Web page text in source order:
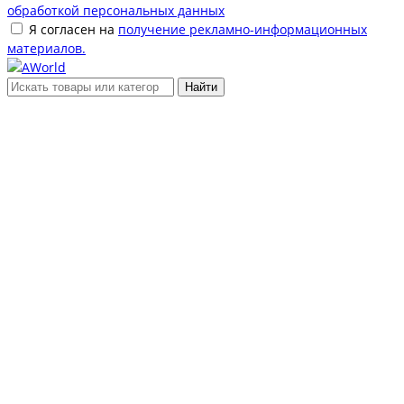
обработкой персональных данных
Я согласен на получение рекламно-информационных
материалов.
Найти